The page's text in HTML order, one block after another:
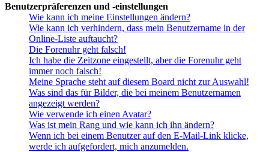
Benutzerpräferenzen und -einstellungen
Wie kann ich meine Einstellungen ändern?
Wie kann ich verhindern, dass mein Benutzername in der
Online-Liste auftaucht?
Die Forenuhr geht falsch!
Ich habe die Zeitzone eingestellt, aber die Forenuhr geht
immer noch falsch!
Meine Sprache steht auf diesem Board nicht zur Auswahl!
Was sind das für Bilder, die bei meinem Benutzernamen
angezeigt werden?
Wie verwende ich einen Avatar?
Was ist mein Rang und wie kann ich ihn ändern?
Wenn ich bei einem Benutzer auf den E-Mail-Link klicke,
werde ich aufgefordert, mich anzumelden.